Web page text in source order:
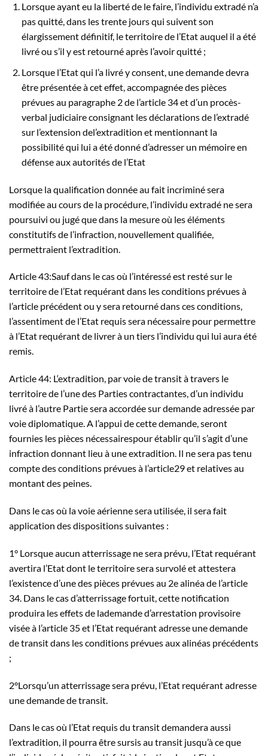
Lorsque ayant eu la liberté de le faire, l’individu extradé n’a
pas quitté, dans les trente jours qui suivent son
élargissement définitif, le territoire de l’Etat auquel il a été
livré ou s’il y est retourné après l’avoir quitté ;
Lorsque l’Etat qui l’a livré y consent, une demande devra
être présentée à cet effet, accompagnée des pièces
prévues au paragraphe 2 de l’article 34 et d’un procès-
verbal judiciaire consignant les déclarations de l’extradé
sur l’extension del’extradition et mentionnant la
possibilité qui lui a été donné d’adresser un mémoire en
défense aux autorités de l’Etat
Lorsque la qualification donnée au fait incriminé sera
modifiée au cours de la procédure, l’individu extradé ne sera
poursuivi ou jugé que dans la mesure où les éléments
constitutifs de l’infraction, nouvellement qualifiée,
permettraient l’extradition.
Article 43:Sauf dans le cas où l’intéressé est resté sur le
territoire de l’Etat requérant dans les conditions prévues à
l’article précédent ou y sera retourné dans ces conditions,
l’assentiment de l’Etat requis sera nécessaire pour permettre
à l’Etat requérant de livrer à un tiers l’individu qui lui aura été
remis.
Article 44: L‘extradition, par voie de transit à travers le
territoire de l’une des Parties contractantes, d’un individu
livré à l’autre Partie sera accordée sur demande adressée par
voie diplomatique. A l’appui de cette demande, seront
fournies les pièces nécessairespour établir qu’il s’agit d’une
infraction donnant lieu à une extradition. Il ne sera pas tenu
compte des conditions prévues à l’article29 et relatives au
montant des peines.
Dans le cas où la voie aérienne sera utilisée, il sera fait
application des dispositions suivantes :
1° Lorsque aucun atterrissage ne sera prévu, l’Etat requérant
avertira l’Etat dont le territoire sera survolé et attestera
l’existence d’une des pièces prévues au 2e alinéa de l’article
34. Dans le cas d’atterrissage fortuit, cette notification
produira les effets de lademande d’arrestation provisoire
visée à l’article 35 et l’Etat requérant adresse une demande
de transit dans les conditions prévues aux alinéas précédents
;
2°Lorsqu’un atterrissage sera prévu, l’Etat requérant adresse
une demande de transit.
Dans le cas où l’Etat requis du transit demandera aussi
l’extradition, il pourra être sursis au transit jusqu’à ce que